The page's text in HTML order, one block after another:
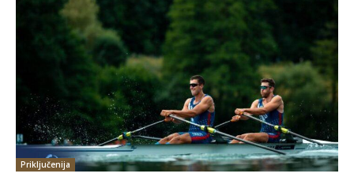
Priključenija